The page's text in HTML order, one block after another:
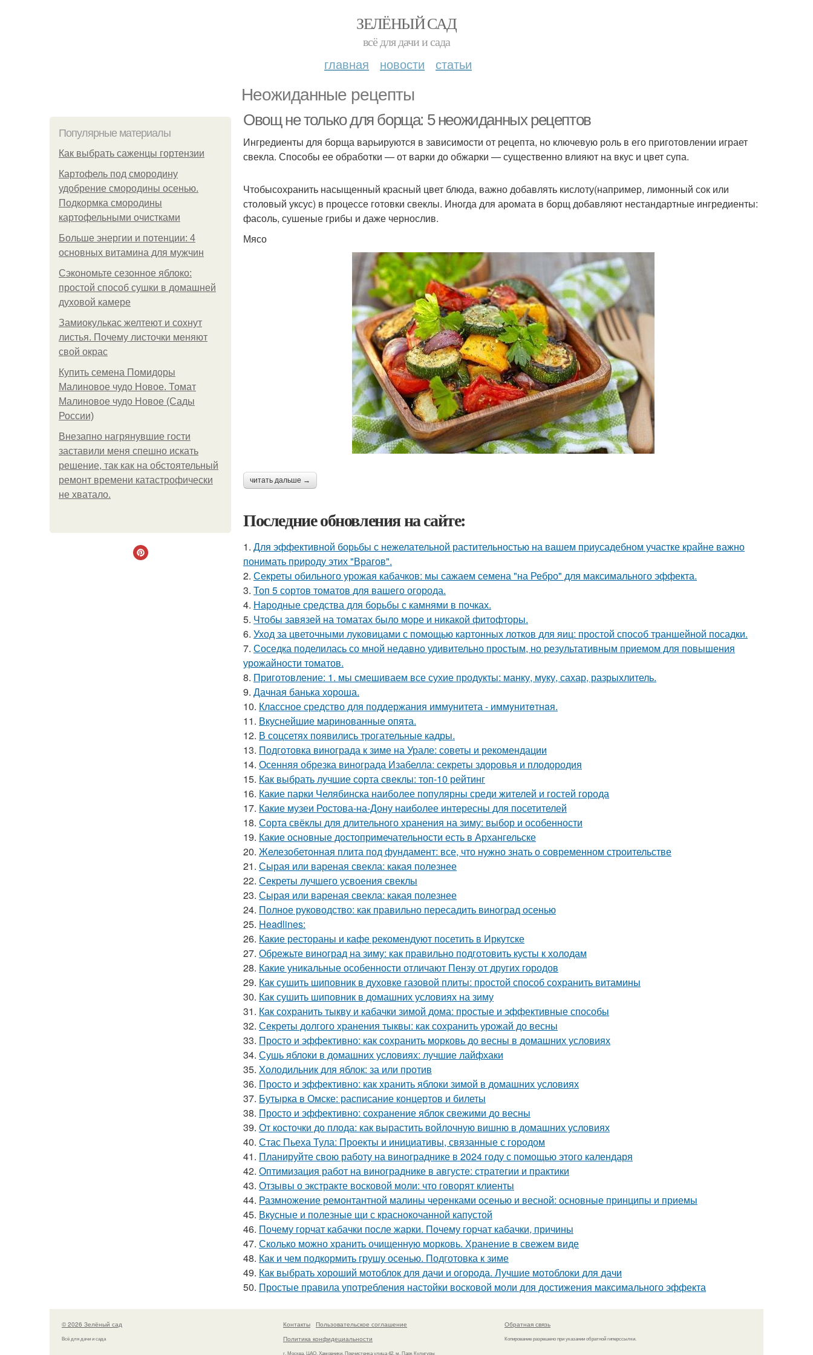
ЗЕЛЁНЫЙ САД
всё для дачи и сада
главная новости статьи
Неожиданные рецепты
Популярные материалы
Как выбрать саженцы гортензии
Картофель под смородину
удобрение смородины осенью.
Подкормка смородины
картофельными очистками
Больше энергии и потенции: 4
основных витамина для мужчин
Сэкономьте сезонное яблоко:
простой способ сушки в домашней
духовой камере
Замиокулькас желтеют и сохнут
листья. Почему листочки меняют
свой окрас
Купить семена Помидоры
Малиновое чудо Новое. Томат
Малиновое чудо Новое (Сады
России)
Внезапно нагрянувшие гости
заставили меня спешно искать
решение, так как на обстоятельный
ремонт времени катастрофически
не хватало.
Овощ не только для борща: 5 неожиданных рецептов
Ингредиенты для борща варьируются в зависимости от рецепта, но ключевую роль в его приготовлении играет
свекла. Способы ее обработки — от варки до обжарки — существенно влияют на вкус и цвет супа.
Чтобысохранить насыщенный красный цвет блюда, важно добавлять кислоту(например, лимонный сок или
столовый уксус) в процессе готовки свеклы. Иногда для аромата в борщ добавляют нестандартные ингредиенты:
фасоль, сушеные грибы и даже чернослив.
Мясо
читать дальше →
Последние обновления на сайте:
1. Для эффективной борьбы с нежелательной растительностью на вашем приусадебном участке крайне важно
понимать природу этих "Врагов".
2. Секреты обильного урожая кабачков: мы сажаем семена "на Ребро" для максимального эффекта.
3. Топ 5 сортов томатов для вашего огорода.
4. Народные средства для борьбы с камнями в почках.
5. Чтобы завязей на томатах было море и никакой фитофторы.
6. Уход за цветочными луковицами с помощью картонных лотков для яиц: простой способ траншейной посадки.
7. Соседка поделилась со мной недавно удивительно простым, но результативным приемом для повышения
урожайности томатов.
8. Приготовление: 1. мы смешиваем все сухие продукты: манку, муку, сахар, разрыхлитель.
9. Дачная банька хороша.
10. Классное средство для поддержания иммунитета - иммyнитeтнaя.
11. Вкуснейшие маринованные опята.
12. В соцсетях появились трогательные кадры.
13. Подготовка винограда к зиме на Урале: советы и рекомендации
14. Осенняя обрезка винограда Изабелла: секреты здоровья и плодородия
15. Как выбрать лучшие сорта свеклы: топ-10 рейтинг
16. Какие парки Челябинска наиболее популярны среди жителей и гостей города
17. Какие музеи Ростова-на-Дону наиболее интересны для посетителей
18. Сорта свёклы для длительного хранения на зиму: выбор и особенности
19. Какие основные достопримечательности есть в Архангельске
20. Железобетонная плита под фундамент: все, что нужно знать о современном строительстве
21. Сырая или вареная свекла: какая полезнее
22. Секреты лучшего усвоения свеклы
23. Сырая или вареная свекла: какая полезнее
24. Полное руководство: как правильно пересадить виноград осенью
25. Headlines:
26. Какие рестораны и кафе рекомендуют посетить в Иркутске
27. Обрежьте виноград на зиму: как правильно подготовить кусты к холодам
28. Какие уникальные особенности отличают Пензу от других городов
29. Как сушить шиповник в духовке газовой плиты: простой способ сохранить витамины
30. Как сушить шиповник в домашних условиях на зиму
31. Как сохранить тыкву и кабачки зимой дома: простые и эффективные способы
32. Секреты долгого хранения тыквы: как сохранить урожай до весны
33. Просто и эффективно: как сохранить морковь до весны в домашних условиях
34. Сушь яблоки в домашних условиях: лучшие лайфхаки
35. Холодильник для яблок: за или против
36. Просто и эффективно: как хранить яблоки зимой в домашних условиях
37. Бутырка в Омске: расписание концертов и билеты
38. Просто и эффективно: сохранение яблок свежими до весны
39. От косточки до плода: как вырастить войлочную вишню в домашних условиях
40. Стас Пьеха Тула: Проекты и инициативы, связанные с городом
41. Планируйте свою работу на винограднике в 2024 году с помощью этого календаря
42. Оптимизация работ на винограднике в августе: стратегии и практики
43. Отзывы о экстракте восковой моли: что говорят клиенты
44. Размножение ремонтантной малины черенками осенью и весной: основные принципы и приемы
45. Вкусные и полезные щи с краснокочанной капустой
46. Почему горчат кабачки после жарки. Почему горчат кабачки, причины
47. Сколько можно хранить очищенную морковь. Хранение в свежем виде
48. Как и чем подкормить грушу осенью. Подготовка к зиме
49. Как выбрать хороший мотоблок для дачи и огорода. Лучшие мотоблоки для дачи
50. Простые правила употребления настойки восковой моли для достижения максимального эффекта
© 2026 Зелёный сад
Всё для дачи и сада
Контакты
Пользовательское соглашение
Политика конфидециальности
г. Москва, ЦАО, Хамовники, Пречистенка улица 42, м. Парк Культуры
Обратная связь
Копирование разрешено при указании обратной гиперссылки.